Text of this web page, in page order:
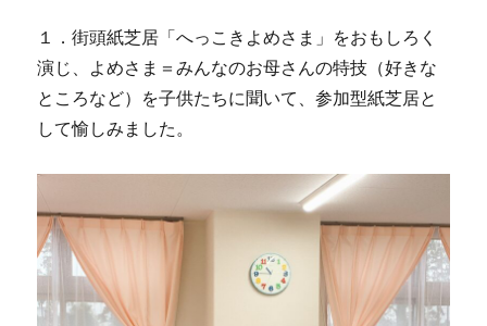
１．街頭紙芝居「へっこきよめさま」をおもしろく
演じ、よめさま＝みんなのお母さんの特技（好きな
ところなど）を子供たちに聞いて、参加型紙芝居と
して愉しみました。